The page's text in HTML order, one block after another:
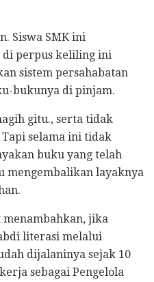
Siswa SMK ini
di perpus keliling ini
sistem persahabatan
bukunya di pinjam.
gitu., serta tidak
selama ini tidak
buku yang telah
mengembalikan layaknya
menambahkan, jika
literasi melalui
dijalaninya sejak 10
sebagai Pengelola